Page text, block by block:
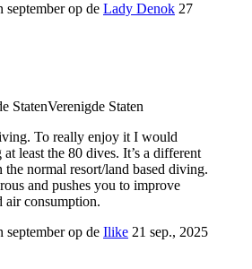
op de Lady Denok 27
Verenigde Staten
To really enjoy it I would
least the 80 dives. It’s a different
normal resort/land based diving.
and pushes you to improve
air consumption.
op de Ilike 21 sep., 2025